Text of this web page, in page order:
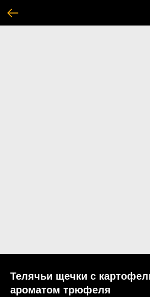
Телячьи щечки с
ароматом трюфеля